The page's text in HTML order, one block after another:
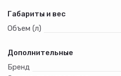
Габариты и вес
Объем (л)
Дополнительные
Бренд